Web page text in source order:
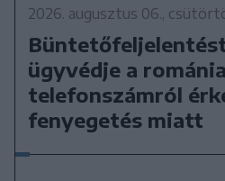
2026. augusztus 06.,
ügyvédje a
telefonszámról
fenyegetés miatt